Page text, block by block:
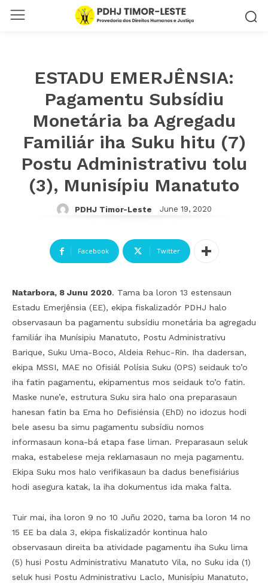
ESTADU EMERJÊNSIA:
Pagamentu Subsídiu
Monetária ba Agregadu
Familiár iha Suku hitu (7)
Postu Administrativu tolu
(3), Munisípiu Manatuto
PDHJ Timor-Leste June 19, 2020
Facebook Twitter
Natarbora, 8 Junu 2020. Tama ba loron 13 estensaun
Estadu Emerjênsia (EE), ekipa fiskalizadór PDHJ halo
observasaun ba pagamentu subsídiu monetária ba agregadu
familiár iha Munísipiu Manatuto, Postu Administrativu
Barique, Suku Uma-Boco, Aldeia Rehuc-Rin. Iha dadersan,
ekipa MSSI, MAE no Ofisiál Polísia Suku (OPS) seidauk to’o
iha fatin pagamentu, ekipamentus mos seidauk to’o fatin.
Maske nune’e, estrutura Suku sira halo ona preparasaun
hanesan fatin ba Ema ho Defisiénsia (EhD) no idozus hodi
bele asesu ba simu pagamentu subsídiu nomos
informasaun kona-bá etapa fase liman. Preparasaun seluk
maka, estabelese meja reklamasaun no meja pagamentu.
Ekipa Suku mos halo verifikasaun ba dadus benefisiárius
hodi asegura katak, la iha dokumentus ida maka falta.
Tuir mai, iha loron 9 no 10 Juñu 2020, tama ba loron 14 no
15 EE ba dala 3, ekipa fiskalizadór kontinua halo
observasaun direita ba atividade pagamentu iha Suku lima
(5) husi Postu Administrativu Manatuto Vila, no Suku ida (1)
seluk husi Postu Administrativu Laclo, Munisípiu Manatuto,